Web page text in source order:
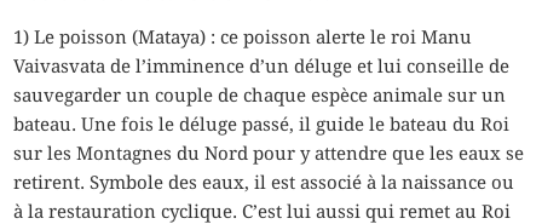
1) Le poisson (Mataya) : ce poisson alerte le roi Manu
Vaivasvata de l’imminence d’un déluge et lui conseille de
sauvegarder un couple de chaque espèce animale sur un
bateau. Une fois le déluge passé, il guide le bateau du Roi
sur les Montagnes du Nord pour y attendre que les eaux se
retirent. Symbole des eaux, il est associé à la naissance ou
à la restauration cyclique. C’est lui aussi qui remet au Roi